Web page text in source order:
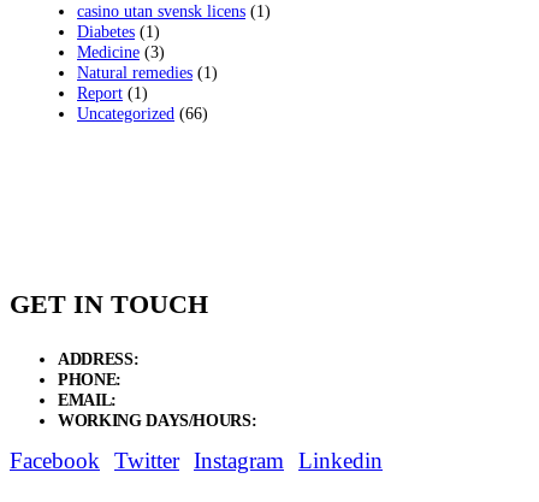
casino utan svensk licens (1)
Diabetes (1)
Medicine (3)
Natural remedies (1)
Report (1)
Uncategorized (66)
GET IN TOUCH
ADDRESS:
PHONE:
EMAIL:
WORKING DAYS/HOURS:
Facebook Twitter Instagram Linkedin